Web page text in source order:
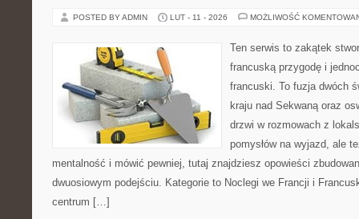
POSTED BY ADMIN LUT - 11 - 2026 MOŻLIWOŚĆ
Ten serwis to zakątek
francuską przygodę i
francuski. To fuzja dwóch
kraju nad Sekwaną oraz
drzwi w rozmowach z
pomysłów na wyjazd, ale
mentalność i mówić pewniej, tutaj znajdziesz opowieści
dwuosiowym podejściu. Kategorie to Noclegi we Francji i
centrum […]